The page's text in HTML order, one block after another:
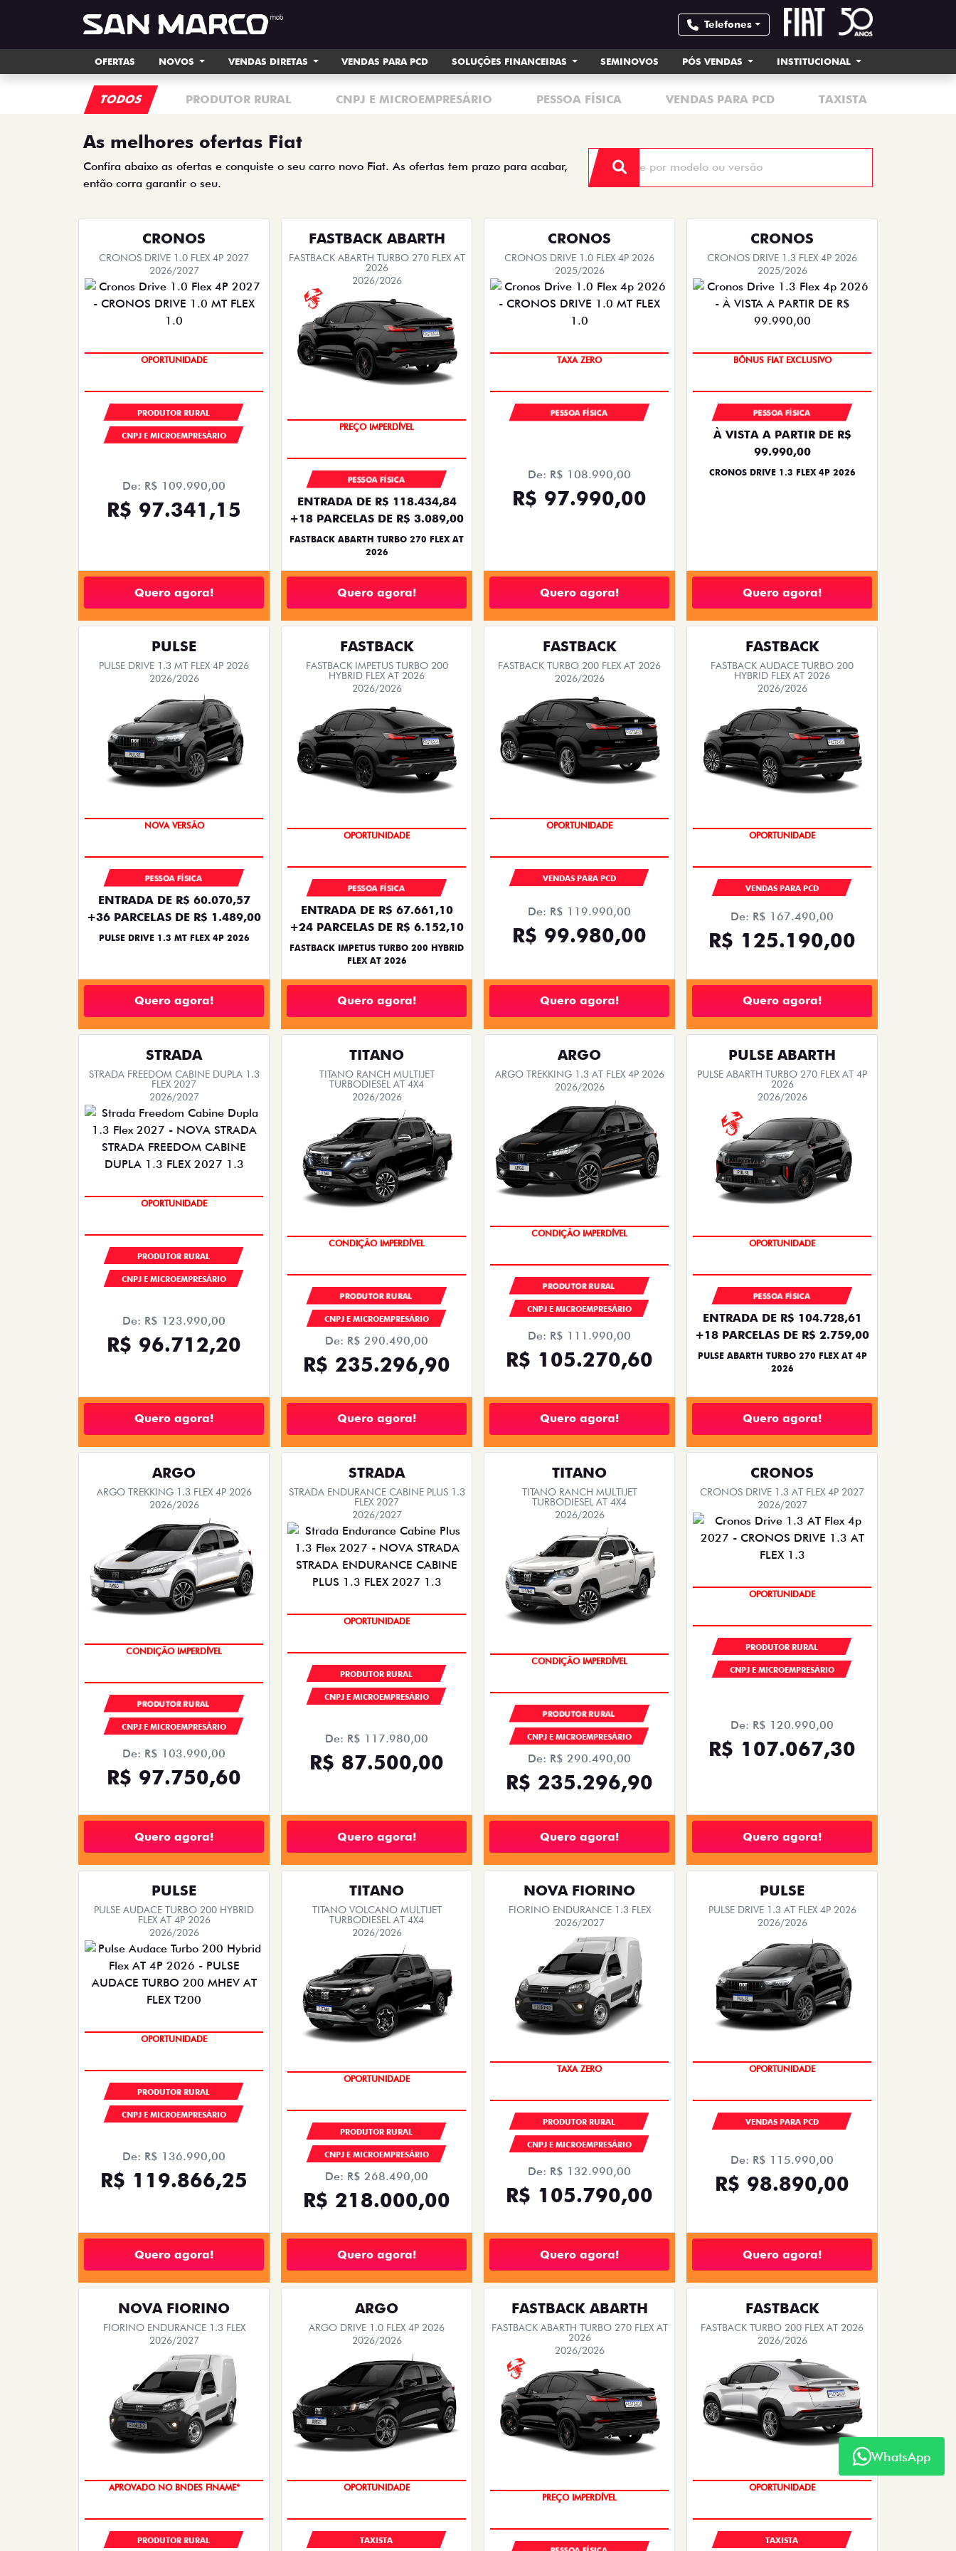
Telefones
OFERTAS NOVOS VENDAS DIRETAS VENDAS PARA PCD SOLUÇÕES FINANCEIRAS SEMINOVOS PÓS VENDAS INSTITUCIONAL
TODOS PRODUTOR RURAL CNPJ E MICROEMPRESÁRIO PESSOA FÍSICA VENDAS PARA PCD TAXISTA
As melhores ofertas Fiat
Confira abaixo as ofertas e conquiste o seu carro novo Fiat. As ofertas tem prazo para acabar,
então corra garantir o seu.
CRONOS
CRONOS DRIVE 1.0 FLEX 4P 2027
2026/2027
OPORTUNIDADE
PRODUTOR RURAL
CNPJ E MICROEMPRESÁRIO
De: R$ 109.990,00
R$ 97.341,15
Quero agora!
FASTBACK ABARTH
FASTBACK ABARTH TURBO 270 FLEX AT
2026
2026/2026
TAXA ZERO
PESSOA FÍSICA
ENTRADA DE R$ 118.434,84
+18 PARCELAS DE R$ 3.089,00
FASTBACK ABARTH TURBO 270 FLEX AT
2026
Quero agora!
CRONOS
CRONOS DRIVE 1.0 FLEX 4P 2026
2025/2026
COM USADO NA TROCA
PESSOA FÍSICA
De: R$ 108.990,00
R$ 97.990,00
Quero agora!
CRONOS
CRONOS DRIVE 1.3 FLEX 4P 2026
2025/2026
SUPER DESCONTO
PESSOA FÍSICA
À VISTA A PARTIR DE R$
99.990,00
CRONOS DRIVE 1.3 FLEX 4P 2026
Quero agora!
PULSE
PULSE DRIVE 1.3 MT FLEX 4P 2026
2026/2026
PREÇO IMPERDÍVEL
PESSOA FÍSICA
ENTRADA DE R$ 60.070,57
+36 PARCELAS DE R$ 1.489,00
PULSE DRIVE 1.3 MT FLEX 4P 2026
Quero agora!
FASTBACK
FASTBACK IMPETUS TURBO 200
HYBRID FLEX AT 2026
2026/2026
PREÇO IMPERDÍVEL
PESSOA FÍSICA
ENTRADA DE R$ 67.661,10
+24 PARCELAS DE R$ 6.152,10
FASTBACK IMPETUS TURBO 200 HYBRID
FLEX AT 2026
Quero agora!
FASTBACK
FASTBACK TURBO 200 FLEX AT 2026
2026/2026
OPORTUNIDADE
VENDAS PARA PCD
De: R$ 119.990,00
R$ 99.980,00
Quero agora!
FASTBACK
FASTBACK AUDACE TURBO 200
HYBRID FLEX AT 2026
2026/2026
OPORTUNIDADE
VENDAS PARA PCD
De: R$ 167.490,00
R$ 125.190,00
Quero agora!
STRADA
STRADA FREEDOM CABINE DUPLA 1.3
FLEX 2027
2026/2027
OPORTUNIDADE
PRODUTOR RURAL
CNPJ E MICROEMPRESÁRIO
De: R$ 123.990,00
R$ 96.712,20
Quero agora!
TITANO
TITANO RANCH MULTIJET
TURBODIESEL AT 4X4
2026/2026
OPORTUNIDADE
PRODUTOR RURAL
CNPJ E MICROEMPRESÁRIO
De: R$ 290.490,00
R$ 235.296,90
Quero agora!
ARGO
ARGO TREKKING 1.3 AT FLEX 4P 2026
2026/2026
OPORTUNIDADE
PRODUTOR RURAL
CNPJ E MICROEMPRESÁRIO
De: R$ 111.990,00
R$ 105.270,60
Quero agora!
PULSE ABARTH
PULSE ABARTH TURBO 270 FLEX AT 4P
2026
2026/2026
TAXA ZERO
PESSOA FÍSICA
ENTRADA DE R$ 104.728,61
+18 PARCELAS DE R$ 2.759,00
PULSE ABARTH TURBO 270 FLEX AT 4P
2026
Quero agora!
ARGO
ARGO TREKKING 1.3 FLEX 4P 2026
2026/2026
OPORTUNIDADE
PRODUTOR RURAL
CNPJ E MICROEMPRESÁRIO
De: R$ 103.990,00
R$ 97.750,60
Quero agora!
STRADA
STRADA ENDURANCE CABINE PLUS 1.3
FLEX 2027
2026/2027
OPORTUNIDADE
PRODUTOR RURAL
CNPJ E MICROEMPRESÁRIO
De: R$ 117.980,00
R$ 87.500,00
Quero agora!
TITANO
TITANO RANCH MULTIJET
TURBODIESEL AT 4X4
2026/2026
OPORTUNIDADE
PRODUTOR RURAL
CNPJ E MICROEMPRESÁRIO
De: R$ 290.490,00
R$ 235.296,90
Quero agora!
CRONOS
CRONOS DRIVE 1.3 AT FLEX 4P 2027
2026/2027
OPORTUNIDADE
PRODUTOR RURAL
CNPJ E MICROEMPRESÁRIO
De: R$ 120.990,00
R$ 107.067,30
Quero agora!
PULSE
PULSE AUDACE TURBO 200 HYBRID
FLEX AT 4P 2026
2026/2026
OPORTUNIDADE
PRODUTOR RURAL
CNPJ E MICROEMPRESÁRIO
De: R$ 136.990,00
R$ 119.866,25
Quero agora!
TITANO
TITANO VOLCANO MULTIJET
TURBODIESEL AT 4X4
2026/2026
OPORTUNIDADE
PRODUTOR RURAL
CNPJ E MICROEMPRESÁRIO
De: R$ 268.490,00
R$ 218.000,00
Quero agora!
NOVA FIORINO
FIORINO ENDURANCE 1.3 FLEX
2026/2027
TAXA ZERO
PRODUTOR RURAL
CNPJ E MICROEMPRESÁRIO
De: R$ 132.990,00
R$ 105.790,00
Quero agora!
PULSE
PULSE DRIVE 1.3 AT FLEX 4P 2026
2026/2026
OPORTUNIDADE
VENDAS PARA PCD
De: R$ 115.990,00
R$ 98.890,00
Quero agora!
NOVA FIORINO
FIORINO ENDURANCE 1.3 FLEX
2026/2027
APROVADO NO BNDES FINAME*
PRODUTOR RURAL
ARGO
ARGO DRIVE 1.0 FLEX 4P 2026
2026/2026
OPORTUNIDADE
TAXISTA
FASTBACK ABARTH
FASTBACK ABARTH TURBO 270 FLEX AT
2026
2026/2026
SAIA DE FIAT 0KM
FASTBACK
FASTBACK TURBO 200 FLEX AT 2026
2026/2026
OPORTUNIDADE
TAXISTA
WhatsApp